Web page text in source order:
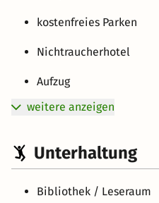
kostenfreies Parken
Nichtraucherhotel
Aufzug
weitere anzeigen
Unterhaltung
Bibliothek / Leseraum